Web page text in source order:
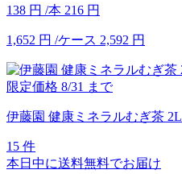
138 円 /本 216 円
1,652 円 /ケース 2,592 円
限定価格 8/31 まで
伊藤園 健康ミネラルむぎ茶 2L
15 件
本日中に送料無料でお届け